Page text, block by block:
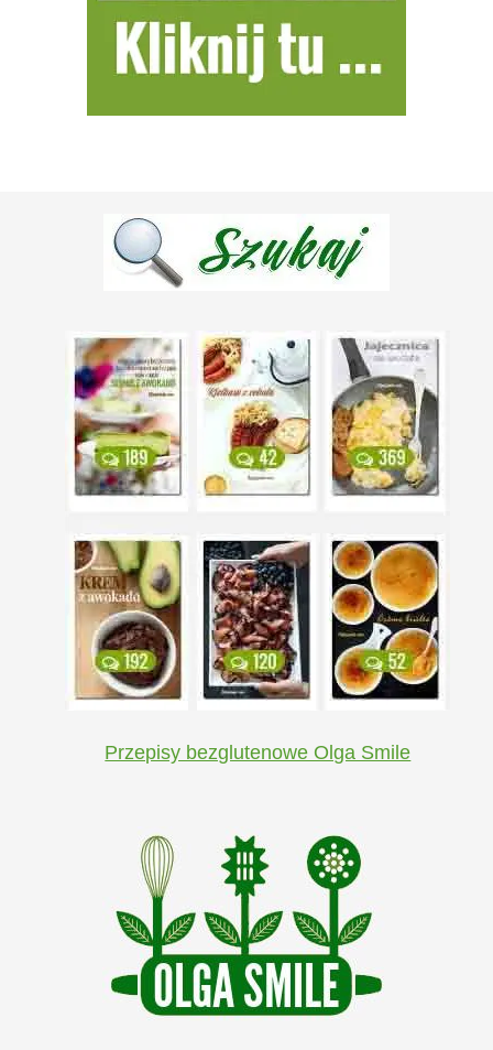
Przepisy bezglutenowe Olga Smile